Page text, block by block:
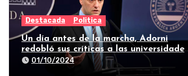
Destacada Politica
Un día antes de la marcha, Adorni
redobló sus críticas a las universidades
nacionales
01/10/2024